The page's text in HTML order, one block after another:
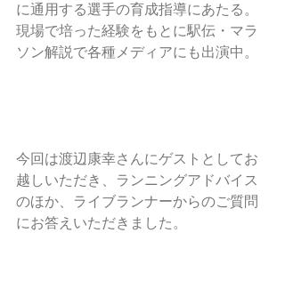
に通用する選手の育成指導にあたる。
現場で培った経験をもとに駅伝・マラ
ソン解説で各種メディアにも出演中。
今回は渡辺康幸さんにゲストとしてお
越しいただき、ランニングアドバイス
のほか、ライブランナーからのご質問
にお答えいただきました。